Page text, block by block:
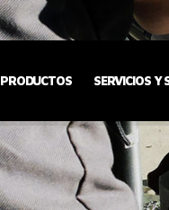
PRODUCTOS SERVICIOS Y